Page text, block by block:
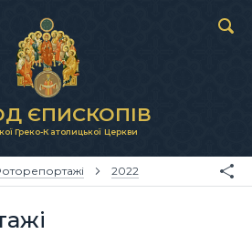
ЄПИСКОПІВ
Греко-Католицької Церкви
2022